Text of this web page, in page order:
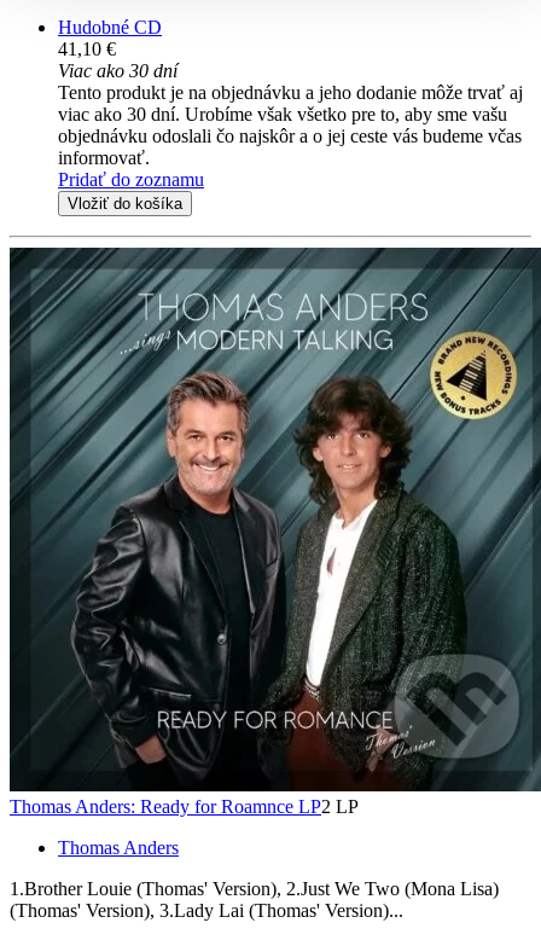
Hudobné CD
41,10 €
Viac ako 30 dní
Tento produkt je na objednávku a jeho dodanie môže trvať aj
viac ako 30 dní. Urobíme však všetko pre to, aby sme vašu
objednávku odoslali čo najskôr a o jej ceste vás budeme včas
informovať.
Pridať do zoznamu
Vložiť do košíka
Thomas Anders: Ready for Roamnce LP2 LP
Thomas Anders
1.Brother Louie (Thomas' Version), 2.Just We Two (Mona Lisa)
(Thomas' Version), 3.Lady Lai (Thomas' Version)...